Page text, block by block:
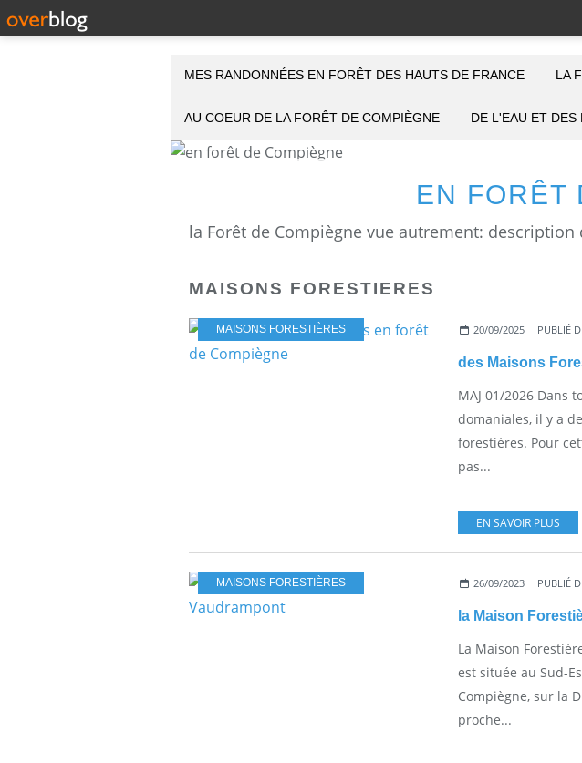
EN FORÊT
MES RANDONNÉES EN FORÊT DES HAUTS DE FRANCE LA
AU COEUR DE LA FORÊT DE COMPIÈGNE DE L'EAU ET DES
MAISONS FORESTIERES
MAISONS FORESTIÈRES 20/09/2025 PUBLIÉ
MAJ 01/2026 Dans
domaniales, il y a
forestières. Pour
pas...
EN SAVOIR PLUS
MAISONS FORESTIÈRES 26/09/2023 PUBLIÉ
La Maison
est située au Sud-
Compiègne, sur la
proche...